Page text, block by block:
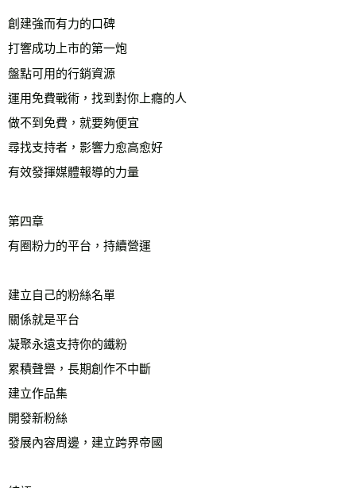
創建強而有力的口碑
打響成功上市的第一炮
盤點可用的行銷資源
運用免費戰術，找到對你上癮的人
做不到免費，就要夠便宜
尋找支持者，影響力愈高愈好
有效發揮媒體報導的力量
第四章
有圈粉力的平台，持續營運
建立自己的粉絲名單
關係就是平台
凝聚永遠支持你的鐵粉
累積聲譽，長期創作不中斷
建立作品集
開發新粉絲
發展內容周邊，建立跨界帝國